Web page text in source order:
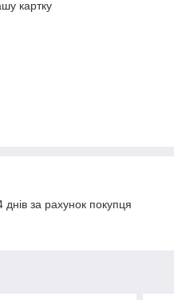
картку
за рахунок покупця